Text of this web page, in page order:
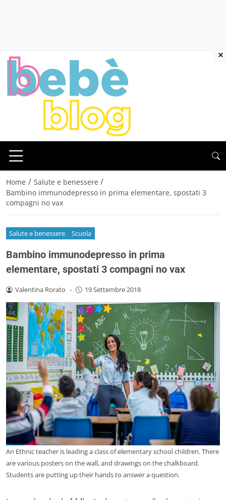
Home / Salute e benessere /
Bambino immunodepresso in prima elementare, spostati 3
compagni no vax
Salute e benessere Scuola
Bambino immunodepresso in prima
elementare, spostati 3 compagni no vax
Valentina Rorato - 19 Settembre 2018
An Ethnic teacher is leading a class of elementary school children. There
are various posters on the wall, and drawings on the chalkboard.
Students are putting up their hands to answer a question.
×